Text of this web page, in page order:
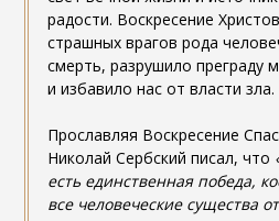
радости. Воскресение
страшных врагов рода
смерть, разрушило преграду
и избавило нас от власти зла.
Прославляя Воскресение
Николай Сербский писал, что
есть единственная победа,
все человеческие существа